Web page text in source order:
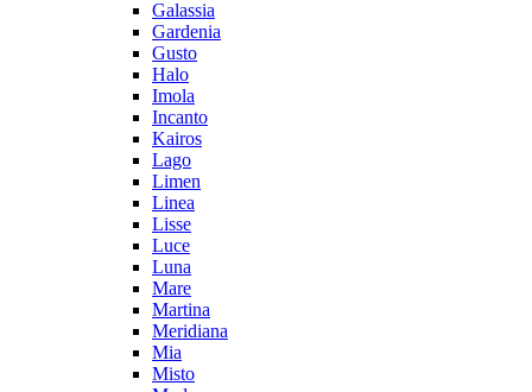
Galassia
Gardenia
Gusto
Halo
Imola
Incanto
Kairos
Lago
Limen
Linea
Lisse
Luce
Luna
Mare
Martina
Meridiana
Mia
Misto